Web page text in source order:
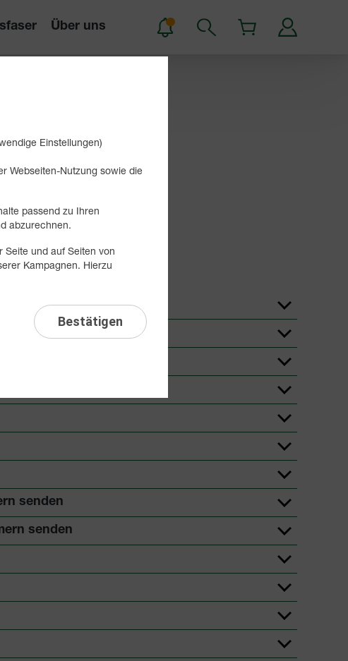
Über uns
Suchen
senden
senden
Einstellungen)
Webseiten-Nutzung sowie die
passend zu Ihren
abzurechnen.
Seite und auf Seiten von
Kampagnen. Hierzu
Bestätigen